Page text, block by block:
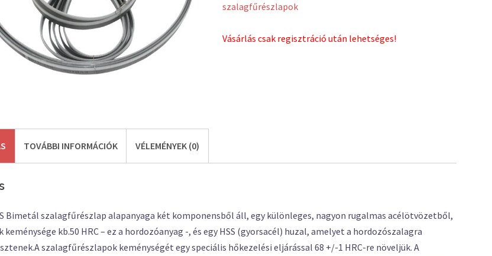
szalagfűrészlapok
Vásárlás csak regisztráció után lehetséges!
TOVÁBBI INFORMÁCIÓK VÉLEMÉNYEK (0)
Bimetál szalagfűrészlap alapanyaga két komponensből áll, egy különleges, nagyon rugalmas acélötvözetből,
keménysége kb.50 HRC – ez a hordozóanyag -, és egy HSS (gyorsacél) huzal, amelyet a hordozószalagra
szalagfűrészlapok keménységét egy speciális hőkezelési eljárással 68 +/-1 HRC-re növeljük. A